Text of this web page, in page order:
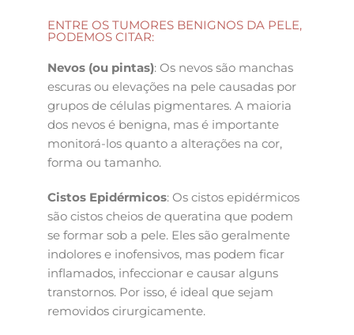
ENTRE OS TUMORES BENIGNOS DA PELE,
PODEMOS CITAR:
Nevos (ou pintas): Os nevos são manchas
escuras ou elevações na pele causadas por
grupos de células pigmentares. A maioria
dos nevos é benigna, mas é importante
monitorá-los quanto a alterações na cor,
forma ou tamanho.
Cistos Epidérmicos: Os cistos epidérmicos
são cistos cheios de queratina que podem
se formar sob a pele. Eles são geralmente
indolores e inofensivos, mas podem ficar
inflamados, infeccionar e causar alguns
transtornos. Por isso, é ideal que sejam
removidos cirurgicamente.